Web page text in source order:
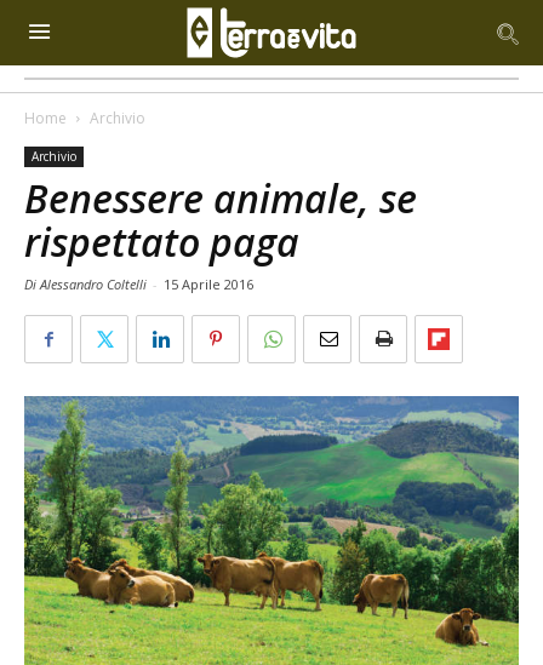
Home Archivio
Archivio
Benessere animale, se
rispettato paga
Di Alessandro Coltelli - 15 Aprile 2016